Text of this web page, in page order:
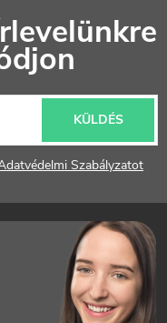
Szabályzatot
KÜLDÉS